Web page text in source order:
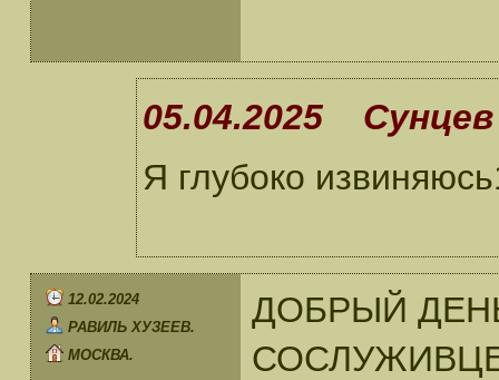
05.04.2025 Сунцев
Я глубоко
12.02.2024
РАВИЛЬ ХУЗЕЕВ.
МОСКВА.
ДОБРЫЙ